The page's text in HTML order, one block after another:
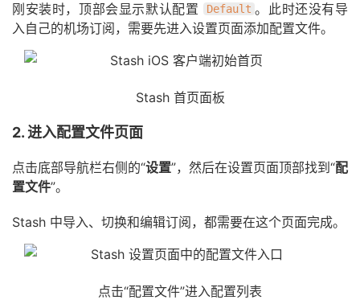
刚安装时，顶部会显示默认配置 Default 。此时还没有导
入自己的机场订阅，需要先进入设置页面添加配置文件。
Stash 首页面板
2. 进入配置文件页面
点击底部导航栏右侧的“设置”，然后在设置页面顶部找到“配
置文件”。
Stash 中导入、切换和编辑订阅，都需要在这个页面完成。
点击“配置文件”进入配置列表